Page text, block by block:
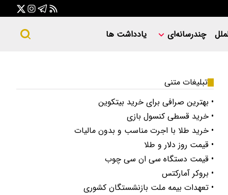
چندرسانه‌ای یادداشت ها
تبلیغات متنی
• بهترین صرافی برای خرید بیتکوین
• خرید قسطی کنسول بازی
• خرید طلا با اجرت مناسب و بدون مالیات
• قیمت روز دلار و طلا
• قیمت دستگاه سی ان سی چوب
• بروکر آمارکتس
• تعهدات بیمه ملت بازنشستگان کشوری